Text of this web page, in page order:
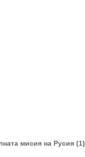
мисия на Русия (1)